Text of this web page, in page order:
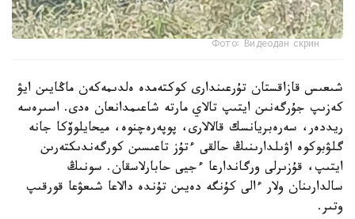
Фото: Видеодан скрин
شىعىس قازاقستان تۇرعىندارى كوكتەمدە ەلدىمەكەن ماڭايىن ايۋ
كەزىپ جۇرگەنىن ايتىپ تالاي مارتە شاعىمدانعان ەدى. اسىرەسە
ريددەر، سەرەبريانسك قالالارى، پوپەرەچنوە، ميحايلوۆكا جانە
گلۋبوكوە اۋىلدارىنىڭ حالقى ءتۇز تاعىسىن كورگەندىكتەرىن
ايتىپ، قۇزىرلى ورگاندارعا ءجيى حابارلاسقان. سونىڭ
سالدارىنان ولار ءالى كۇنگە دەيىن تۇندە دالاعا شىعۋعا قورقىپ
وتىر.